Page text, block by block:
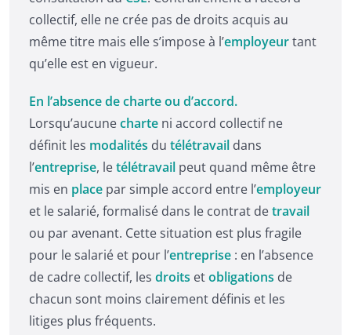
collectif, elle ne crée pas de droits acquis au
même titre mais elle s’impose à l’employeurtant
qu’elle est en vigueur.
En l’absence de charte ou d’accord.
Lorsqu’aucunecharte ni accord collectif ne
définit les modalités du télétravail dans
l’entreprise, letélétravail peut quand même être
mis en place par simple accord entre l’employeur
et le salarié, formalisé dans le contrat detravail
ou par avenant. Cette situation est plus fragile
pour le salarié et pour l’entreprise : en l’absence
de cadre collectif, les droits etobligations de
chacun sont moins clairement définis et les
litiges plus fréquents.